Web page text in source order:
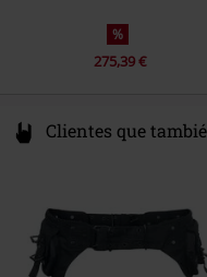
%
275,39 €
Clientes que